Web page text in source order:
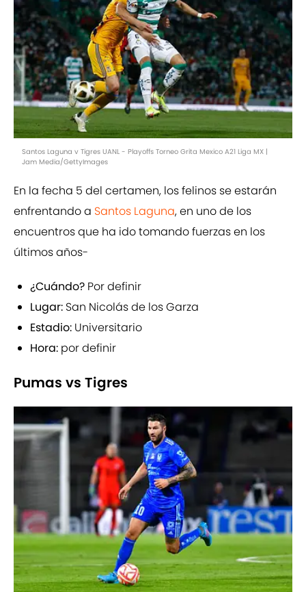
Santos Laguna v Tigres UANL - Playoffs Torneo Grita Mexico A21 Liga MX |
Jam Media/GettyImages
En la fecha 5 del certamen, los felinos se estarán
enfrentando a Santos Laguna, en uno de los
encuentros que ha ido tomando fuerzas en los
últimos años-
¿Cuándo? Por definir
Lugar: San Nicolás de los Garza
Estadio: Universitario
Hora: por definir
Pumas vs Tigres